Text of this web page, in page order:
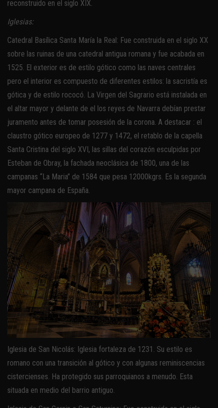
reconstruido en el siglo XIX.
Iglesias:
Catedral Basílica Santa María la Real: Fue construida en el siglo XX
sobre las ruinas de una catedral antigua romana y fue acabada en
1525. El exterior es de estilo gótico como las naves centrales
pero el interior es compuesto de diferentes estilos: la sacristía es
gótica y de estilo rococó. La Virgen del Sagrario está instalada en
el altar mayor y delante de el los reyes de Navarra debían prestar
juramento antes de tomar posesión de la corona. A destacar : el
claustro gótico europeo de 1277 y 1472, el retablo de la capella
Santa Cristina del siglo XVI, las sillas del corazón esculpidas por
Esteban de Obray, la fachada neoclásica de 1800, una de las
campanas “La Maria” de 1584 que pesa 12000kgrs. Es la segunda
mayor campana de España.
Iglesia de San Nicolás: Iglesia fortaleza de 1231. Su estilo es
romano con una transición al gótico y con algunas reminiscencias
cistercienses. Ha protegido sus parroquianos a menudo. Esta
situada en medio del barrio antiguo.